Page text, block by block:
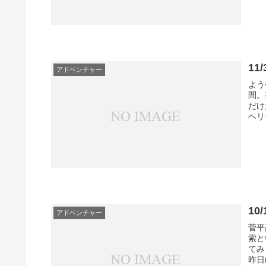
アドベンチャー 11/
よ
間
だ
ヘ
アドベンチャー 10/
菅
索
て
昨